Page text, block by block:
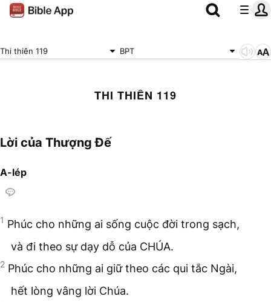
Thi thiên 119 BPT
THI THIÊN 119
Lời của Thượng Đế
A-lép
1 Phúc cho những ai sống cuộc đời trong sạch,
và đi theo sự dạy dỗ của CHÚA.
2 Phúc cho những ai giữ theo các qui tắc Ngài,
hết lòng vâng lời Chúa.